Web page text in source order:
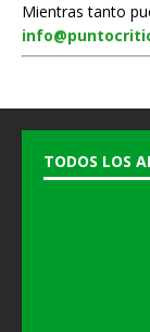
Mientras tanto
TODOS LOS